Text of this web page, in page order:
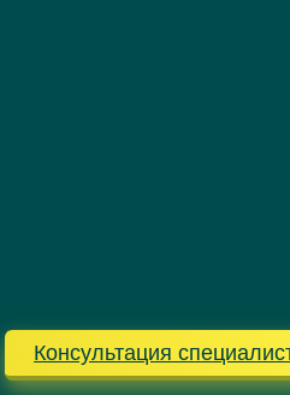
Консультация